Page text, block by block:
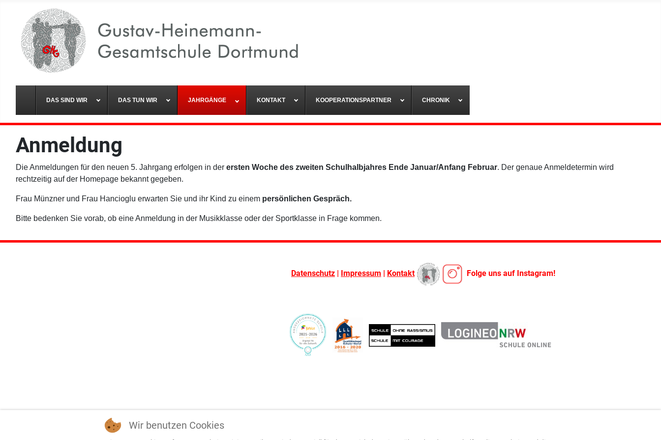
DAS SIND WIR DAS TUN WIR JAHRGÄNGE KONTAKT KOOPERATIONSPARTNER CHRONIK
Anmeldung
Die Anmeldungen für den neuen 5. Jahrgang erfolgen in der ersten Woche des zweiten Schulhalbjahres Ende Januar/Anfang Februar. Der genaue Anmeldetermin wird
rechtzeitig auf der Homepage bekannt gegeben.
Frau Münzner und Frau Hancioglu erwarten Sie und ihr Kind zu einem persönlichen Gespräch.
Bitte bedenken Sie vorab, ob eine Anmeldung in der Musikklasse oder der Sportklasse in Frage kommen.
Datenschutz | Impressum | Kontakt Folge uns auf Instagram!
Wir benutzen Cookies